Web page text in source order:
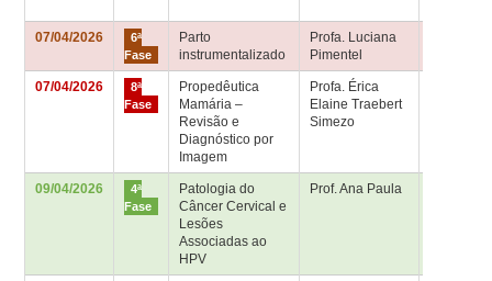
07/04/2026
6ª
Fase
Parto
instrumentalizado
Profa. Luciana
Pimentel
07/04/2026
8ª
Fase
Propedêutica
Mamária –
Revisão e
Diagnóstico por
Imagem
Profa. Érica
Elaine Traebert
Simezo
09/04/2026
4ª
Fase
Patologia do
Câncer Cervical e
Lesões
Associadas ao
HPV
Prof. Ana Paula